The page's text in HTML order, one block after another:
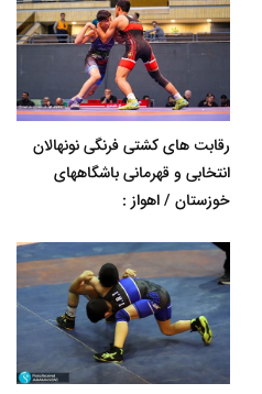
رقابت های کشتی فرنگی نونهالان
انتخابی و قهرمانی باشگاههای
خوزستان / اهواز :